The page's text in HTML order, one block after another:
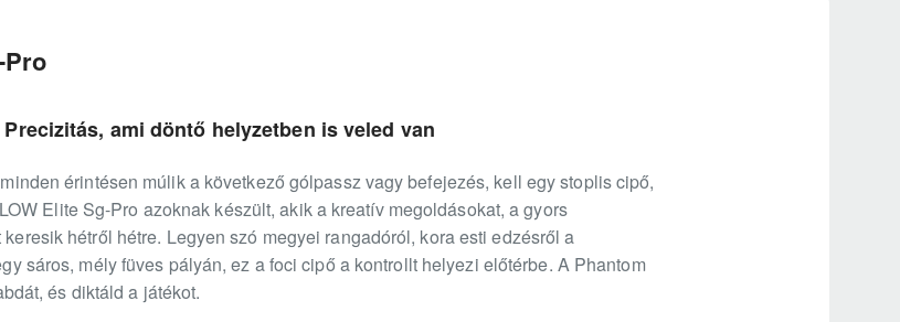
ami döntő helyzetben is veled van
érintésen múlik a következő gólpassz vagy befejezés, kell egy stoplis cipő,
Elite Sg-Pro azoknak készült, akik a kreatív megoldásokat, a gyors
hétről hétre. Legyen szó megyei rangadóról, kora esti edzésről a
sáros, mély füves pályán, ez a foci cipő a kontrollt helyezi előtérbe. A Phantom
és diktáld a játékot.